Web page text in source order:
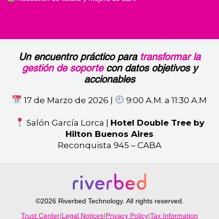
Un encuentro práctico para transformar la
gestión de soporte con datos objetivos y
accionables
17 de Marzo de 2026 | 9:00 A.M. a 11:30 A.M
Salón García Lorca | Hotel Double Tree by
Hilton Buenos Aires
Reconquista 945 – CABA
©2026 Riverbed Technology. All rights reserved.
Trust Center|Legal Notices|Privacy Policy|Tax Information